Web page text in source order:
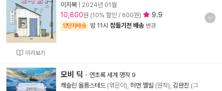
미리보기
이지북
2024년 01월
10,800원 (10% 할인 / 600원) 9.9
양탄자배송 밤 11시 잠들기전 배송 변경
모비 딕 - 연초록 세계 명작 9
캐슬린 올름스테드 (엮은이), 허먼 멜빌 (원작), 김완진 (그